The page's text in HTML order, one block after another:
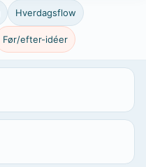
Hverdagsflow
Før/efter-idéer